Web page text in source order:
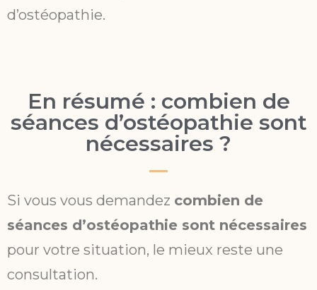
d’ostéopathie.
En résumé : combien de
séances d’ostéopathie sont
nécessaires ?
Si vous vous demandez combien de
séances d’ostéopathie sont nécessaires
pour votre situation, le mieux reste une
consultation.